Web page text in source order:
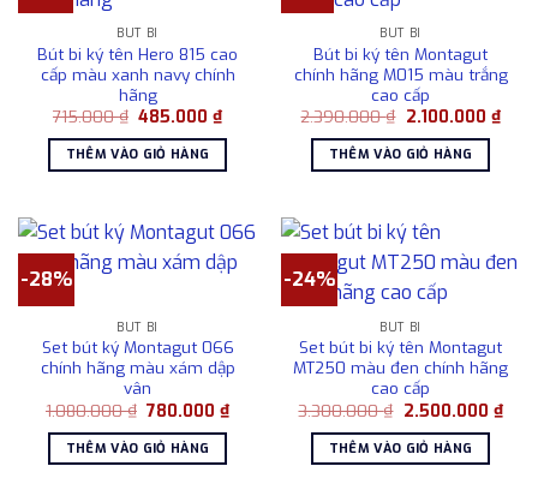
BÚT BI
Bút bi ký tên Hero 815 cao
cấp màu xanh navy chính
hãng
715.000₫ Giá
là:
715.000 ₫.
485.000₫Giá
tại
485.000 ₫.
THÊM VÀO GIỎ HÀNG
BÚT BI
Bút bi ký tên Montagut
chính hãng M015 màu trắng
cao cấp
2.390.000₫ Giá
là:
2.390.000 ₫.
2.100.000 ₫Giá
THÊM VÀO GIỎ HÀNG
-28%
BÚT BI
Set bút ký Montagut 066
chính hãng màu xám dập
vân
1.080.000₫ Giá
là:
1.080.000 ₫.
780.000₫Giá
hiện
780.000 ₫.
THÊM VÀO GIỎ HÀNG
-24%
BÚT BI
Set bút bi ký tên Montagut
MT250 màu đen chính hãng
cao cấp
3.300.000₫ Giá
là:
3.300.000 ₫.
2.500.000 ₫Giá
hiện
THÊM VÀO GIỎ HÀNG